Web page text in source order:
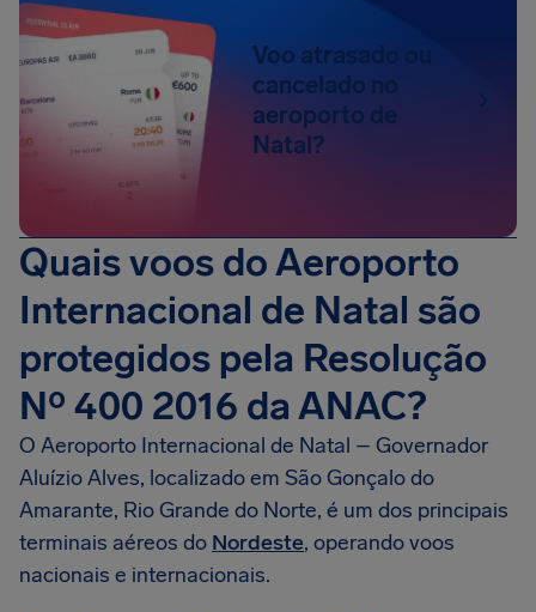
Voo atrasado ou
cancelado no
aeroporto de
Natal?
Quais voos do Aeroporto
Internacional de Natal são
protegidos pela Resolução
Nº 400 2016 da ANAC?
O Aeroporto Internacional de Natal – Governador
Aluízio Alves, localizado em São Gonçalo do
Amarante, Rio Grande do Norte, é um dos principais
terminais aéreos do Nordeste, operando voos
nacionais e internacionais.